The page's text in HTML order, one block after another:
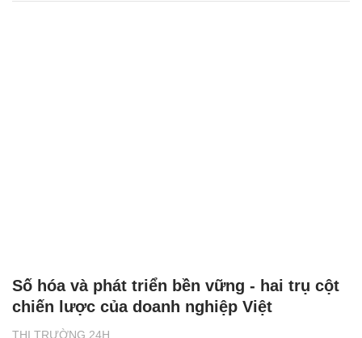
THỊ TRƯỜNG 24H
Số hóa và phát triển bền vững - hai trụ cột
chiến lược của doanh nghiệp Việt